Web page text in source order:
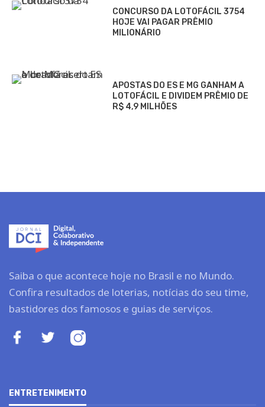
CONCURSO DA LOTOFÁCIL 3754
HOJE VAI PAGAR PRÊMIO
MILIONÁRIO
APOSTAS DO ES E MG GANHAM A
LOTOFÁCIL E DIVIDEM PRÊMIO DE
R$ 4,9 MILHÕES
Saiba o que acontece hoje no Brasil e no Mundo.
Confira resultados de loterias, notícias do seu time,
bastidores dos famosos e guias de serviços.
ENTRETENIMENTO